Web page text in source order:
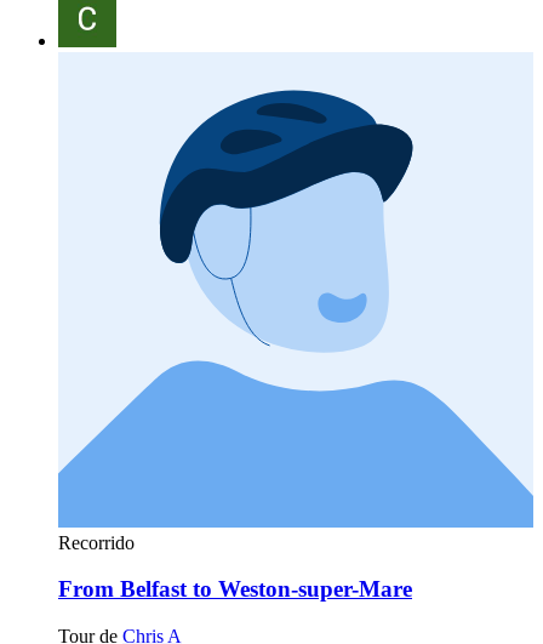
Recorrido
From Belfast to Weston-super-Mare
Tour de Chris A